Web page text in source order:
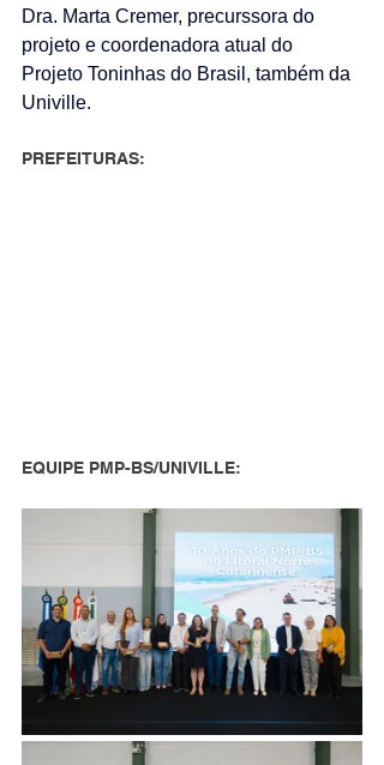
Dra. Marta Cremer, precurssora do
projeto e coordenadora atual do
Projeto Toninhas do Brasil, também da
Univille.
PREFEITURAS:
EQUIPE PMP-BS/UNIVILLE: